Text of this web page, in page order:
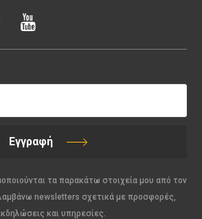
Εγγραφή
τα παρακάτω στοιχεία μου από τον
newsletters σχετικά με προσφορές,
και υπηρεσίες.